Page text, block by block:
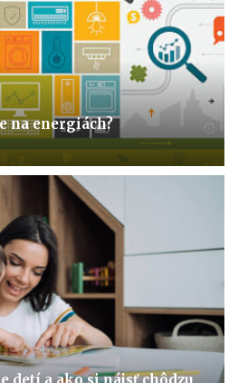
na energiách?
detí a ako si nájsť chôdzu